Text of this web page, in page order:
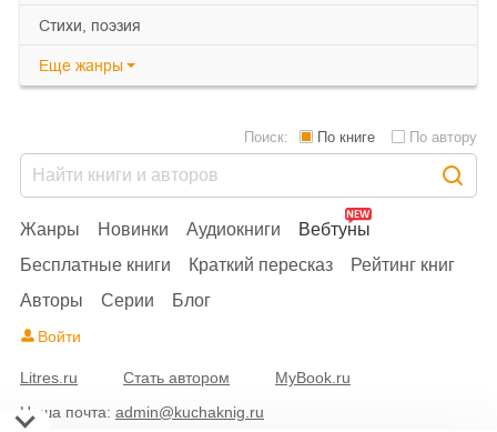
cтихи, поэзия
Еще жанры
Жанры Новинки Аудиокниги
Вебтуны
Бесплатные книги
Краткий пересказ
Рейтинг книг
Авторы
Серии Блог
Поиск: По книге По автору
Войти
Litres.ru Стать автором
MyBook.ru
Наша почта: admin@kuchaknig.ru